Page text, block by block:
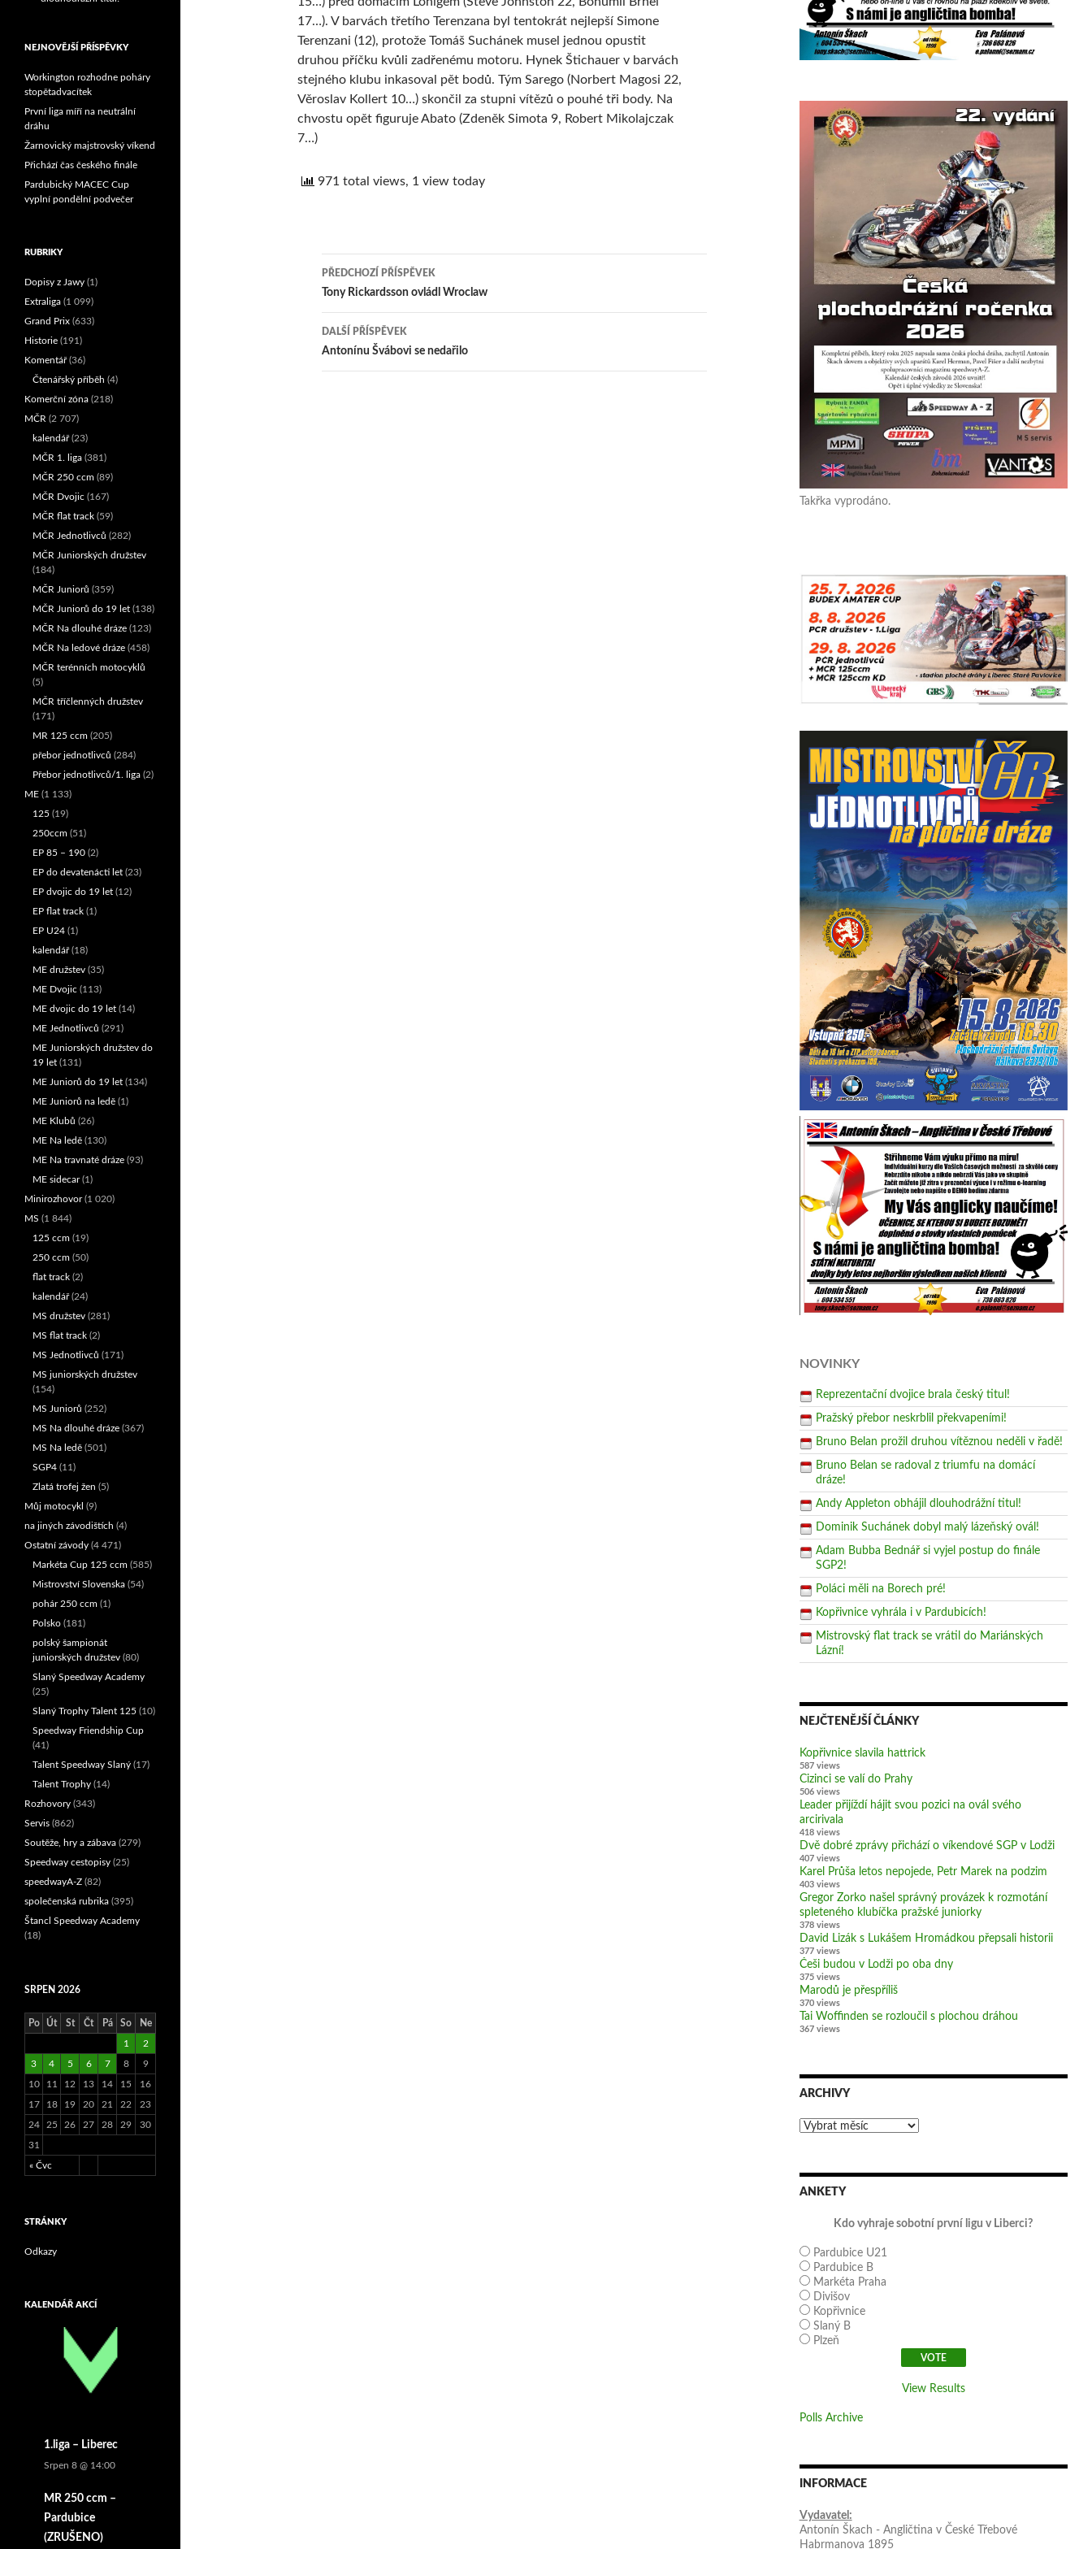
17…). V barvách třetího Terenzana byl tentokrát nejlepší Simone
Terenzani (12), protože Tomáš Suchánek musel jednou opustit
druhou příčku kvůli zadřenému motoru. Hynek Štichauer v barvách
stejného klubu inkasoval pět bodů. Tým Sarego (Norbert Magosi 22,
Věroslav Kollert 10…) skončil za stupni vítězů o pouhé tři body. Na
chvostu opět figuruje Abato (Zdeněk Simota 9, Robert Mikolajczak
7…)
971 total views, 1 view today
Navigace
pro
příspěvek
PŘEDCHOZÍ PŘÍSPĚVEK
Tony Rickardsson ovládl Wroclaw
DALŠÍ PŘÍSPĚVEK
Antonínu Švábovi se nedařilo
Takřka vyprodáno.
NOVINKY
Reprezentační dvojice brala český titul!
Pražský přebor neskrblil překvapeními!
Bruno Belan prožil druhou vítěznou neděli v řadě!
Bruno Belan se radoval z triumfu na domácí
dráze!
Andy Appleton obhájil dlouhodrážní titul!
Dominik Suchánek dobyl malý lázeňský ovál!
Adam Bubba Bednář si vyjel postup do finále
SGP2!
Poláci měli na Borech pré!
Kopřivnice vyhrála i v Pardubicích!
Mistrovský flat track se vrátil do Mariánských
Lázní!
NEJČTENĚJŠÍ ČLÁNKY
Kopřivnice slavila hattrick
587 views
Cizinci se valí do Prahy
506 views
Leader přijíždí hájit svou pozici na ovál svého
arcirivala
418 views
Dvě dobré zprávy přichází o víkendové SGP v Lodži
407 views
Karel Průša letos nepojede, Petr Marek na podzim
403 views
Gregor Zorko našel správný provázek k rozmotání
spleteného klubíčka pražské juniorky
378 views
David Lizák s Lukášem Hromádkou přepsali historii
377 views
Češi budou v Lodži po oba dny
375 views
Marodů je přespříliš
370 views
Tai Woffinden se rozloučil s plochou dráhou
367 views
ARCHIVY
Archivy
ANKETY
Kdo vyhraje sobotní první ligu v Liberci?
Pardubice U21
Pardubice B
Markéta Praha
Divišov
Kopřivnice
Slaný B
Plzeň
View Results
Polls Archive
INFORMACE
Vydavatel:
Antonín Škach - Angličtina v České Třebové
Habrmanova 1895
NEJNOVĚJŠÍ PŘÍSPĚVKY
Workington rozhodne poháry
stopětadvacítek
První liga míří na neutrální
dráhu
Žarnovický majstrovský víkend
Přichází čas českého finále
Pardubický MACEC Cup
vyplní pondělní podvečer
RUBRIKY
Dopisy z Jawy (1)
Extraliga (1 099)
Grand Prix (633)
Historie (191)
Komentář(36)
Čtenářský příběh (4)
Komerční zóna (218)
MČR (2 707)
kalendář(23)
MČR 1. liga (381)
MČR 250 ccm (89)
MČR Dvojic (167)
MČR flat track (59)
MČR Jednotlivců (282)
MČR Juniorských družstev
(184)
MČR Juniorů (359)
MČR Juniorů do 19 let (138)
MČR Na dlouhé dráze (123)
MČR Na ledové dráze (458)
MČR terénních motocyklů
(5)
MČR tříčlenných družstev
(171)
MR 125 ccm (205)
přebor jednotlivců (284)
Přebor jednotlivců/1. liga (2)
ME (1 133)
125 (19)
250ccm (51)
EP 85 – 190 (2)
EP do devatenácti let (23)
EP dvojic do 19 let (12)
EP flat track (1)
EP U24 (1)
kalendář(18)
ME družstev (35)
ME Dvojic (113)
ME dvojic do 19 let (14)
ME Jednotlivců (291)
ME Juniorských družstev do
19 let (131)
ME Juniorů do 19 let (134)
ME Juniorů na ledě (1)
ME Klubů (26)
ME Na ledě (130)
ME Na travnaté dráze (93)
ME sidecar(1)
Minirozhovor(1 020)
MS (1 844)
125 ccm (19)
250 ccm (50)
flat track (2)
kalendář(24)
MS družstev (281)
MS flat track (2)
MS Jednotlivců (171)
MS juniorských družstev
(154)
MS Juniorů (252)
MS Na dlouhé dráze (367)
MS Na ledě (501)
SGP4 (11)
Zlatá trofej žen (5)
Můj motocykl (9)
na jiných závodištích (4)
Ostatní závody (4 471)
Markéta Cup 125 ccm (585)
Mistrovství Slovenska (54)
pohár 250 ccm (1)
Polsko (181)
polský šampionát
juniorských družstev (80)
Slaný Speedway Academy
(25)
Slaný Trophy Talent 125 (10)
Speedway Friendship Cup
(41)
Talent Speedway Slaný (17)
Talent Trophy (14)
Rozhovory (343)
Servis (862)
Soutěže, hry a zábava (279)
Speedway cestopisy (25)
speedwayA-Z (82)
společenská rubrika (395)
Štancl Speedway Academy
(18)
SRPEN 2026
Po Út St Čt Pá So Ne
« Čvc
1 2
3 4 5 6 7 8 9
10 11 12 13 14 15 16
17 18 19 20 21 22 23
24 25 26 27 28 29 30
31
STRÁNKY
Odkazy
KALENDÁŘ AKCÍ
1.liga – Liberec
Srpen 8 @ 14:00
MR 250 ccm –
Pardubice
(ZRUŠENO)